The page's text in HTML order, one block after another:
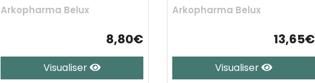
Arkopharma Belux
8,80€
Visualiser
Arkopharma Belux
13,65€
Visualiser